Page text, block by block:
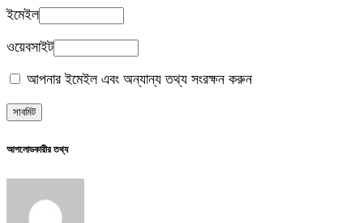
ইমেইল
ওয়েবসাইট
আপনার ইমেইল এবং অন্যান্য তথ্য সংরক্ষন করুন
আপলোডকারীর তথ্য